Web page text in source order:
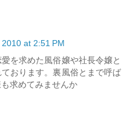
at 2:51 PM
を求めた風俗嬢や社長令嬢と
おります。裏風俗とまで呼ば
求めてみませんか